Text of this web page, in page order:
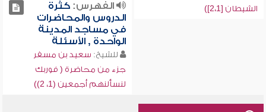
الشيطان [2،1])
الفهرس:كثرة
الدروس والمحاضرات
في مساجد المدينة
الواحدة , الأسئلة
للشيخ: سعيد بن مسفر
جزء من محاضرة ( فوربك
لنسألنهم أجمعين (1، 2))